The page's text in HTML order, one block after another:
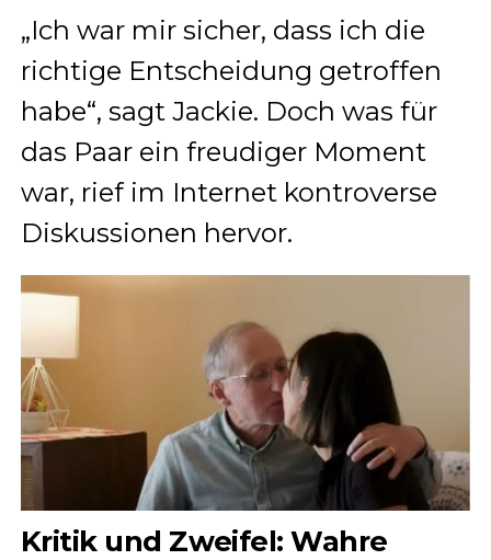
„Ich war mir sicher, dass ich die
richtige Entscheidung getroffen
habe“, sagt Jackie. Doch was für
das Paar ein freudiger Moment
war, rief im Internet kontroverse
Diskussionen hervor.
Kritik und Zweifel: Wahre